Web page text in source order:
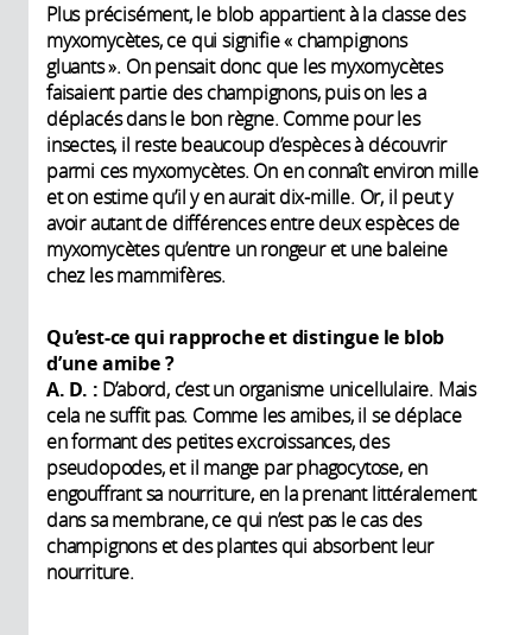
Plus précisément, le blob appartient à la classe des
myxomycètes, ce qui signifie « champignons
gluants ». On pensait donc que les myxomycètes
faisaient partie des champignons, puis on les a
déplacés dans le bon règne. Comme pour les
insectes, il reste beaucoup d’espèces à découvrir
parmi ces myxomycètes. On en connaît environ mille
et on estime qu’il y en aurait dix-mille. Or, il peut y
avoir autant de différences entre deux espèces de
myxomycètes qu’entre un rongeur et une baleine
chez les mammifères.
Qu’est-ce qui rapproche et distingue le blob
d’une amibe ?
A. D. : D’abord, c’est un organisme unicellulaire. Mais
cela ne suffit pas. Comme les amibes, il se déplace
en formant des petites excroissances, des
pseudopodes, et il mange par phagocytose, en
engouffrant sa nourriture, en la prenant littéralement
dans sa membrane, ce qui n’est pas le cas des
champignons et des plantes qui absorbent leur
nourriture.